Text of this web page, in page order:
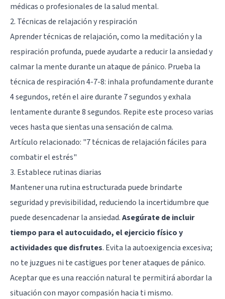
médicas o profesionales de la salud mental.
2. Técnicas de relajación y respiración
Aprender técnicas de relajación, como la meditación y la
respiración profunda, puede ayudarte a reducir la ansiedad y
calmar la mente durante un ataque de pánico. Prueba la
técnica de respiración 4-7-8: inhala profundamente durante
4 segundos, retén el aire durante 7 segundos y exhala
lentamente durante 8 segundos. Repite este proceso varias
veces hasta que sientas una sensación de calma.
Artículo relacionado: "7 técnicas de relajación fáciles para
combatir el estrés"
3. Establece rutinas diarias
Mantener una rutina estructurada puede brindarte
seguridad y previsibilidad, reduciendo la incertidumbre que
puede desencadenar la ansiedad.Asegúrate de incluir
tiempo para el autocuidado, el ejercicio físico y
actividades que disfrutes. Evita la autoexigencia excesiva;
no te juzgues ni te castigues por tener ataques de pánico.
Aceptar que es una reacción natural te permitirá abordar la
situación con mayor compasión hacia ti mismo.